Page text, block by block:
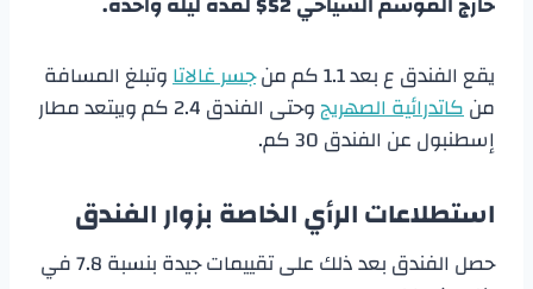
يقع الفندق ع بعد 1.1 كم من
جسر غالاتاوتبلغ المسافة
منكاتدرائية الصهريج
وحتى الفندق 2.4 كم ويبتعد مطار
إسطنبول عن الفندق 30 كم.
استطلاعات الرأي الخاصة بزوار الفندق
حصل الفندق بعد ذلك على تقييمات جيدة بنسبة 7.8 في